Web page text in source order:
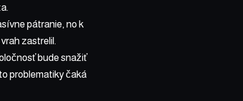
pátranie, no k
zastrelil.
bude snažiť
problematiky čaká